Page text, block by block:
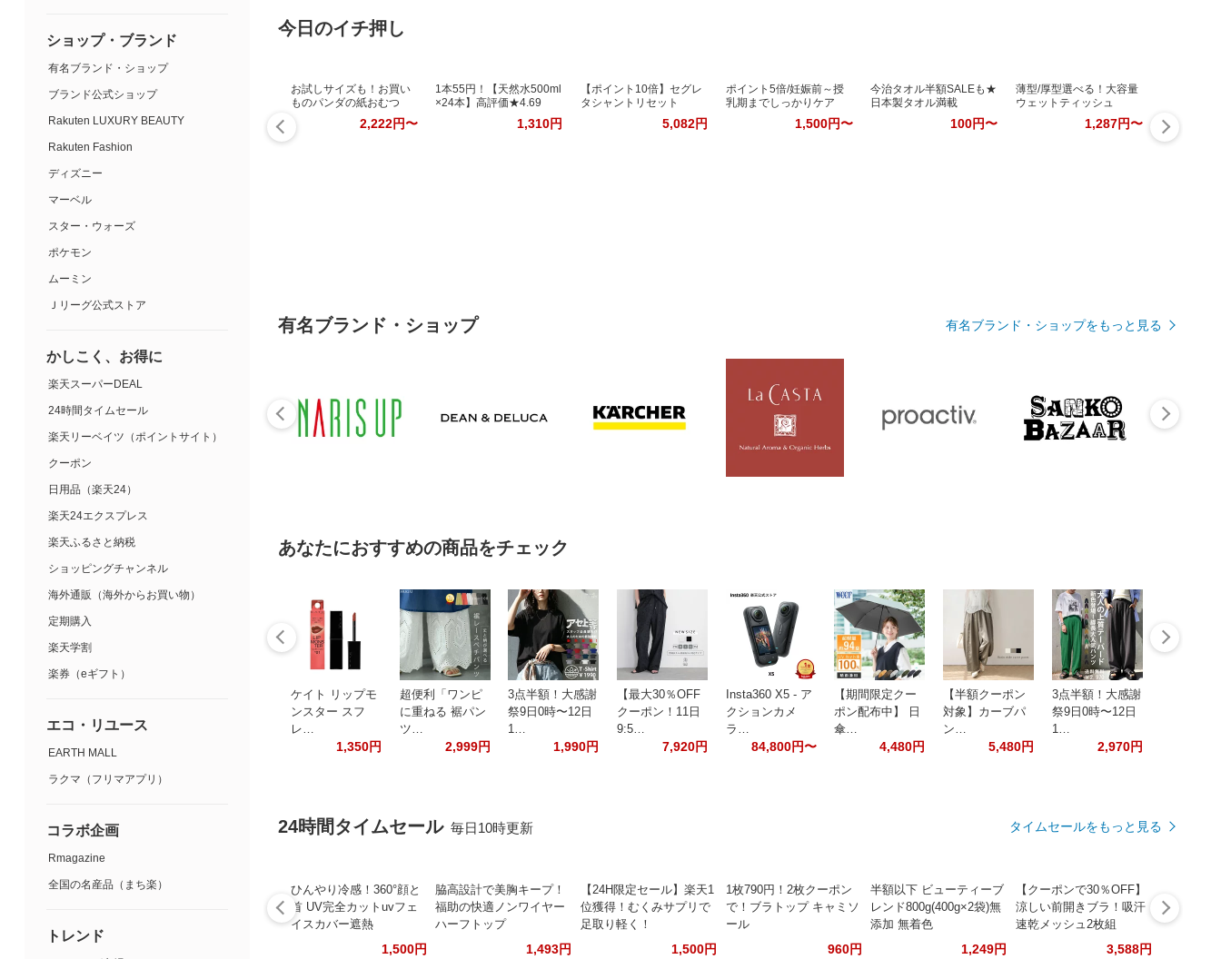
今日のイチ押し
お試しサイズも！お買い
ものパンダの紙おむつ
2,222円〜
1本55円！【天然水500ml
×24本】高評価★4.69
1,310円
【ポイント10倍】セグレ
タシャントリセット
5,082円
ポイント5倍/妊娠前～授
乳期までしっかりケア
1,500円〜
今治タオル半額SALEも★
日本製タオル満載
100円〜
薄型/厚型選べる！大容量
ウェットティッシュ
1,287円〜
有名ブランド・ショップ 有名ブランド・ショップをもっと見る
あなたにおすすめの商品をチェック
ケイト リップモ
ンスター スフ
レ…
1,350円
超便利「ワンピ
に重ねる 裾パン
ツ…
2,999円
3点半額！大感謝
祭9日0時〜12日
1…
1,990円
【最大30％OFF
クーポン！11日
9:5…
7,920円
Insta360 X5 - ア
クションカメ
ラ…
84,800円〜
【期間限定クー
ポン配布中】 日
傘…
4,480円
【半額クーポン
対象】カーブパ
ン…
5,480円
3点半額！大感謝
祭9日0時〜12日
1…
2,970円
24時間タイムセール 毎日10時更新 タイムセールをもっと見る
ひんやり冷感！360°顔と
首 UV完全カットuvフェ
イスカバー遮熱
1,500円
脇高設計で美胸キープ！
福助の快適ノンワイヤー
ハーフトップ
1,493円
【24H限定セール】楽天1
位獲得！むくみサプリで
足取り軽く！
1,500円
1枚790円！2枚クーポン
で！ブラトップ キャミソ
ール
960円
半額以下 ビューティーブ
レンド800g(400g×2袋)無
添加 無着色
1,249円
【クーポンで30％OFF】
涼しい前開きブラ！吸汗
速乾メッシュ2枚組
3,588円
ショップ・ブランド
有名ブランド・ショップ
ブランド公式ショップ
Rakuten LUXURY BEAUTY
Rakuten Fashion
ディズニー
マーベル
スター・ウォーズ
ポケモン
ムーミン
Ｊリーグ公式ストア
かしこく、お得に
楽天スーパーDEAL
24時間タイムセール
楽天リーベイツ（ポイントサイト）
クーポン
日用品（楽天24）
楽天24エクスプレス
楽天ふるさと納税
ショッピングチャンネル
海外通販（海外からお買い物）
定期購入
楽天学割
楽券（eギフト）
エコ・リユース
EARTH MALL
ラクマ（フリマアプリ）
コラボ企画
Rmagazine
全国の名産品（まち楽）
トレンド